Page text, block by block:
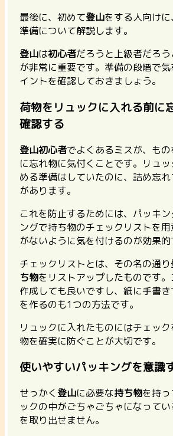
最後に、初めて登山をする人向け
準備について解説します。
登山は初心者だろうと上級者だろ
が非常に重要です。準備の段階で
イントを確認しておきましょう。
荷物をリュックに入れる前に
確認する
登山初心者でよくあるミスが、も
に忘れ物に気付くことです。リュッ
める準備はしていたのに、詰め忘
があります。
これを防止するためには、パッキ
ングで持ち物のチェックリストを
がないように気を付けるのが効果的
チェックリストとは、その名の通り
ち物をリストアップしたものです
作成しても良いですし、紙に手書き
を作るのも1つの方法です。
リュックに入れたものにはチェッ
物を確実に防ぐことが大切です。
使いやすいパッキングを意識
せっかく登山に必要な持ち物を持
ックの中がごちゃごちゃになって
を取り出せません。